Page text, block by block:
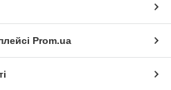
Prom.ua